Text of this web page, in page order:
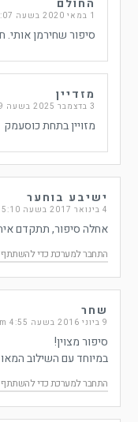
החולם
1 במאי 2020 בשעה 6:07 pm
סיפור שחירמן אותי.
מזדיין
3 בדצמבר 2025 בשעה 1:19 pm
מזויין בתחת כוסעמק
ישיבע בוחער
4 בינואר 2017 בשעה 5:10 pm
אחלה סיפור, תתקדם
התחבר למערכת כדי להשתתף
שחר
9 ביוני 2016 בשעה 4:55 pm
סיפור מצוין!
במיוחד עם השילוב
התחבר למערכת כדי להשתתף